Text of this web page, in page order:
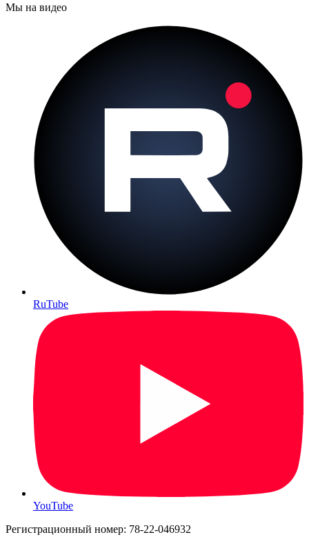
Мы на видео
RuTube
YouTube
Регистрационный номер: 78-22-046932